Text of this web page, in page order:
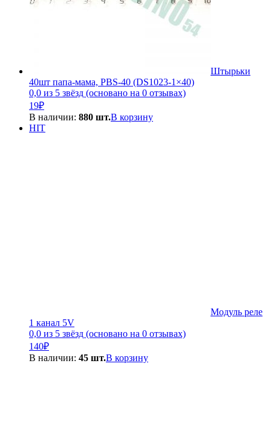
Штырьки
40шт папа-мама, PBS-40 (DS1023-1×40)
0,0 из 5 звёзд (основано на 0 отзывах)
19₽
В наличии: 880 шт.В корзину
HIT
Модуль реле
1 канал 5V
0,0 из 5 звёзд (основано на 0 отзывах)
140₽
В наличии: 45 шт.В корзину